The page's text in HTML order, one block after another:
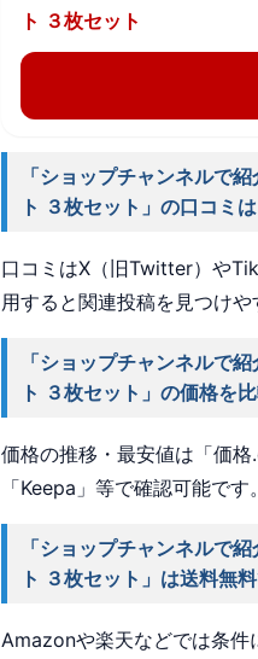
ト ３枚セット
「ショップチャンネルで
ト ３枚セット」の口コミ
口コミはX（旧Twitter）や
用すると関連投稿を見つけや
「ショップチャンネルで
ト ３枚セット」の価格を
価格の推移・最安値は「価
「Keepa」等で確認可能で
「ショップチャンネルで
ト ３枚セット」は送料無
Amazonや楽天などでは条件